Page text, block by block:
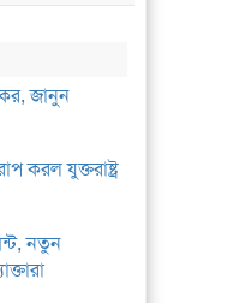
জানুন
করল যুক্তরাষ্ট্র
নতুন